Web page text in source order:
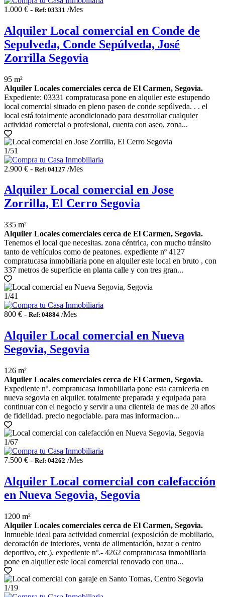
1.000 € - Ref: 03331 /Mes
Alquiler Local comercial en Conde de
Sepulveda, Conde Sepúlveda, José
Zorrilla Segovia
95 m²
Alquiler Locales comerciales cerca de El Carmen, Segovia.
Expediente: 03331 compratucasa pone en alquiler este estupendo
local comercial situado en pleno paseo de conde sepúlveda. . . el
local está totalmente acondicionado para desarrollar cualquier
actividad comercial o profesional, cuenta con aseo, zona...
1/51
2.900 € - Ref: 04127 /Mes
Alquiler Local comercial en Jose
Zorrilla, El Cerro Segovia
335 m²
Alquiler Locales comerciales cerca de El Carmen, Segovia.
Tenemos el local que necesitas. zona céntrica, con mucho tránsito
tanto de vehículos como de peatones. expediente nº 4127
compratucasa inmobiliaria pone en alquiler este local en bruto , con
337 metros de superficie en planta calle y con tres gran...
1/41
800 € - Ref: 04884 /Mes
Alquiler Local comercial en Nueva
Segovia, Segovia
126 m²
Alquiler Locales comerciales cerca de El Carmen, Segovia.
Expediente nº. compratucasa inmobiliaria pone esta carniceria en
nueva segovia en alquiler. totalmente preparada y equipada para
continuar con el negocio y servir a una clientela de mas de 20 años
de fidelidad. precio negociable. para mas informacion...
1/67
7.500 € - Ref: 04262 /Mes
Alquiler Local comercial con calefacción
en Nueva Segovia, Segovia
1200 m²
Alquiler Locales comerciales cerca de El Carmen, Segovia.
Inmueble ideal para actividad comercial (exposición de mobiliario,
decoración de interiores, venta de alimentación, bazar o centro
deportivo, etc.). expediente nº.- 4262 compratucasa inmobiliaria
pone en alquiler este local comercial renovado con una...
1/19